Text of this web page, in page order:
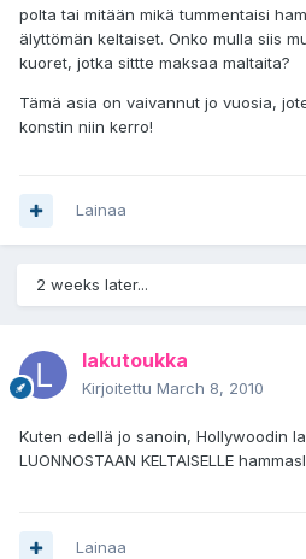
polta tai mitään mikä tummentaisi
älyttömän keltaiset. Onko mulla siis
kuoret, jotka sittte maksaa maltaita?
Tämä asia on vaivannut jo vuosia,
konstin niin kerro!
Lainaa
2 weeks later...
lakutoukka
Kirjoitettu March 8, 2010
Kuten edellä jo sanoin, Hollywoodin
LUONNOSTAAN KELTAISELLE
Lainaa